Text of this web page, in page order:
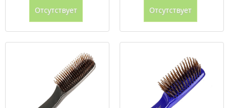
Отсутствует Отсутствует